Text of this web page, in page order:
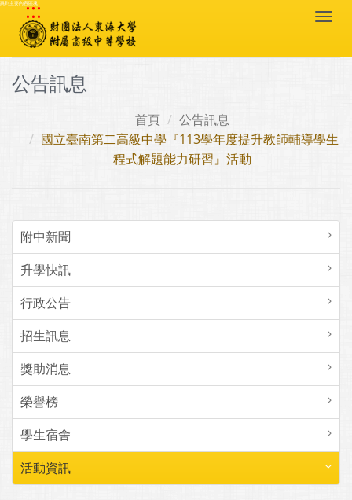
跳到主要內容區塊
:::
公告訊息
首頁
公告訊息
國立臺南第二高級中學『113學年度提升教師輔導學生
程式解題能力研習』活動
附中新聞
升學快訊
行政公告
招生訊息
獎助消息
榮譽榜
學生宿舍
活動資訊